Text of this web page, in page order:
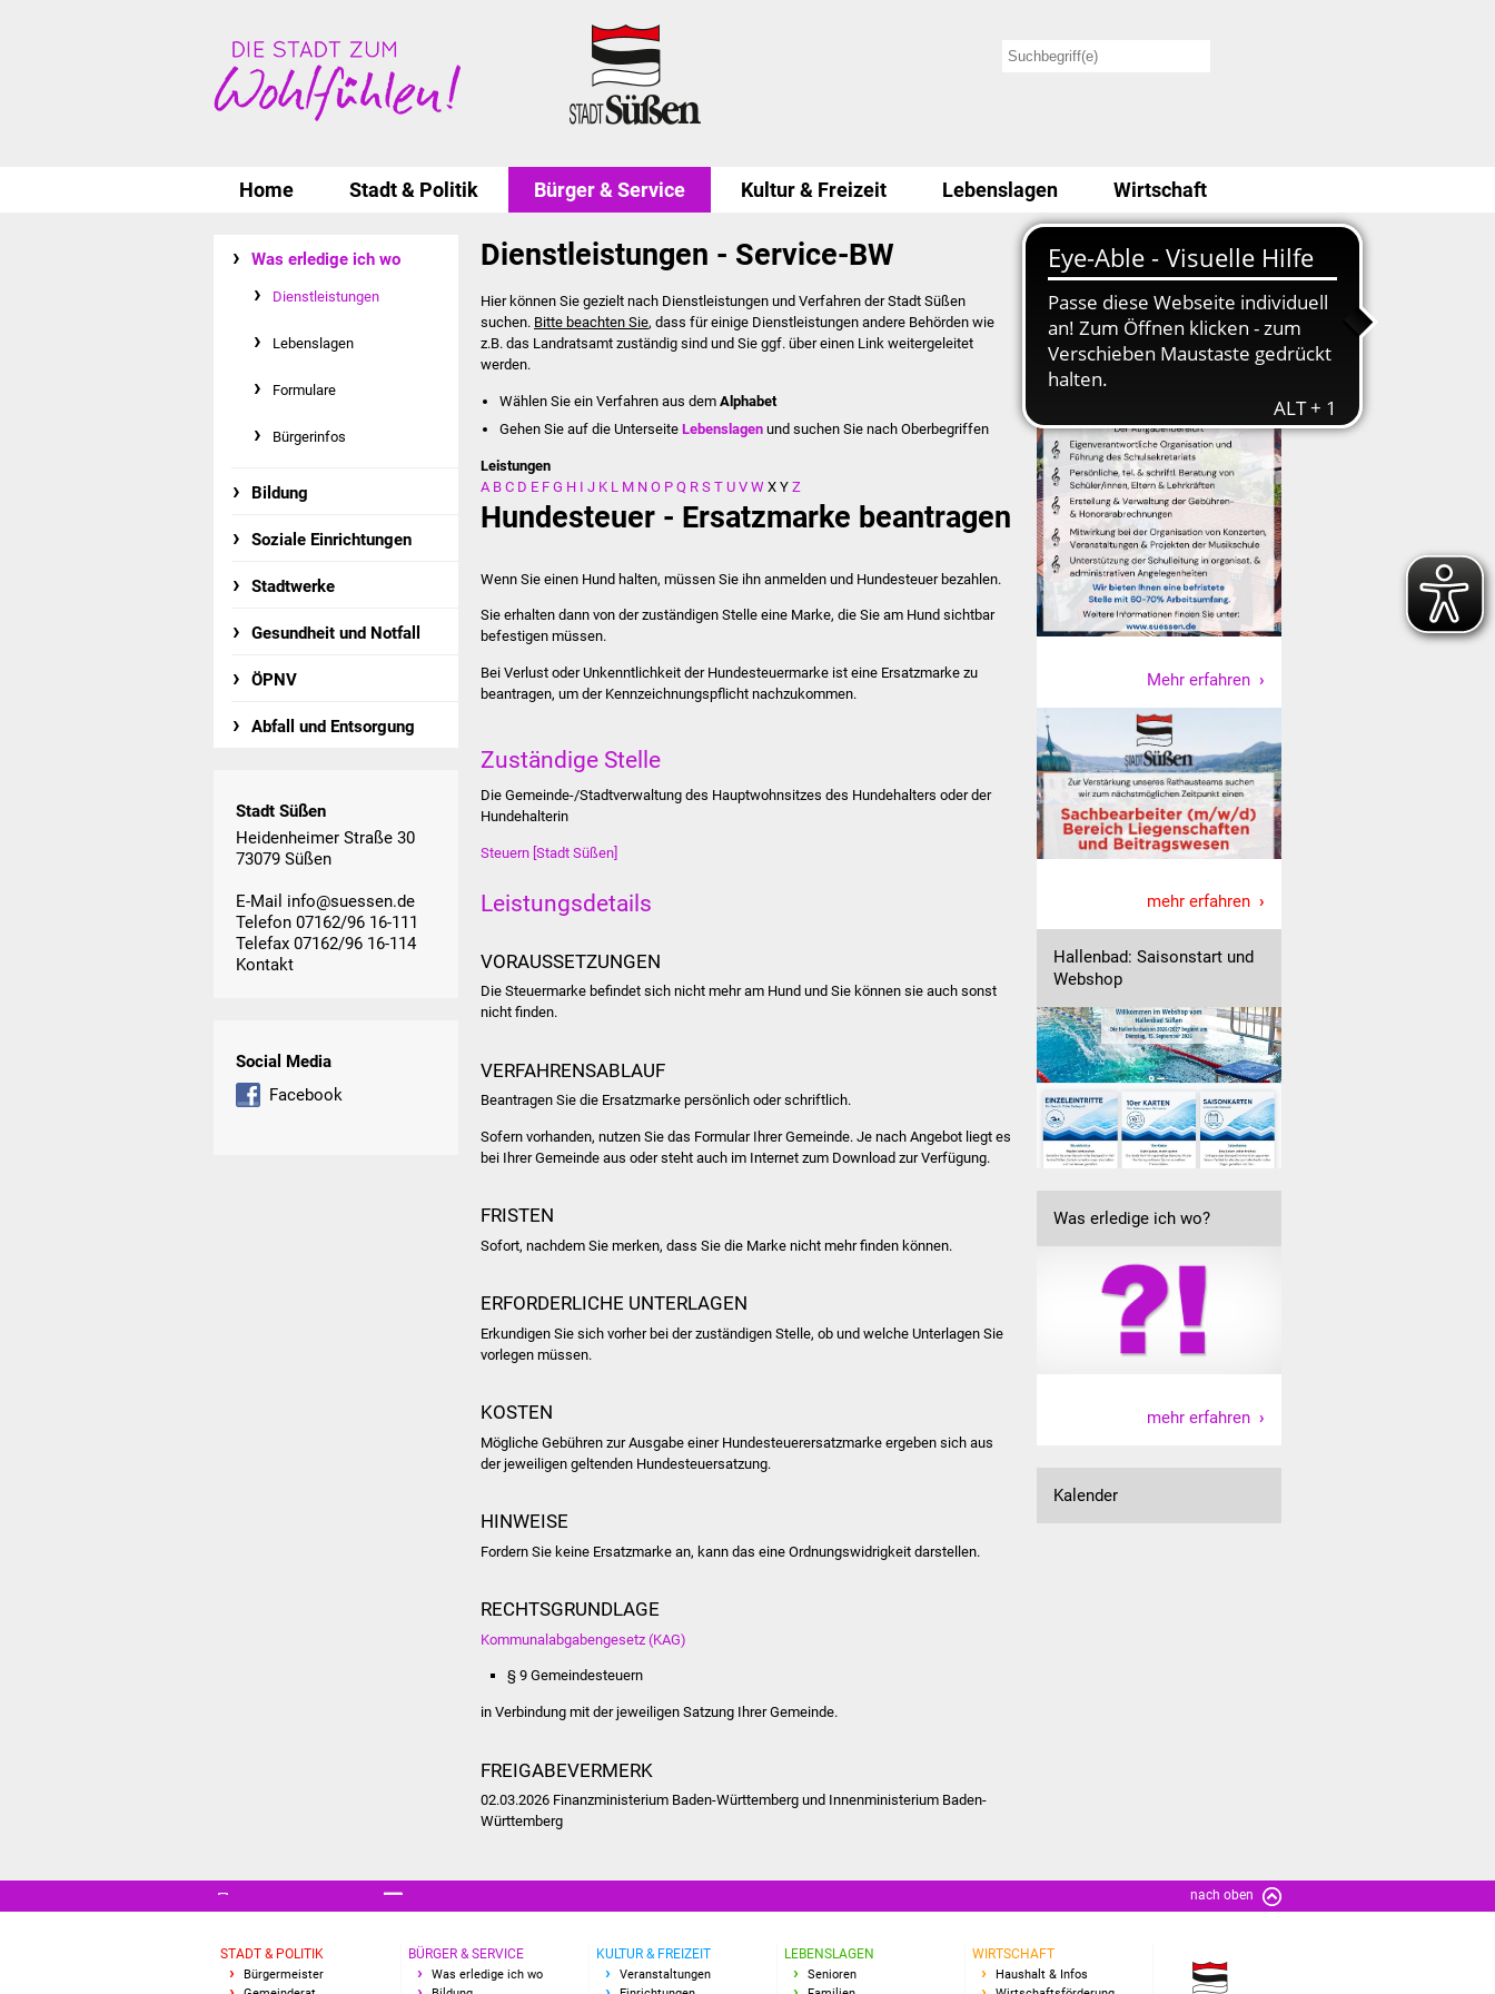
Home Stadt & Politik Bürger & Service Kultur & Freizeit Lebenslagen Wirtschaft
Was erledige ich wo
Dienstleistungen
Lebenslagen
Formulare
Bürgerinfos
Bildung
Soziale Einrichtungen
Stadtwerke
Gesundheit und Notfall
ÖPNV
Abfall und Entsorgung
Stadt Süßen
Heidenheimer Straße 30
73079 Süßen
E-Mail info@suessen.de
Telefon 07162/96 16-111
Telefax 07162/96 16-114
Kontakt
Social Media
Facebook
Dienstleistungen - Service-BW
Hier können Sie gezielt nach Dienstleistungen und Verfahren der Stadt Süßen
suchen. Bitte beachten Sie, dass für einige Dienstleistungen andere Behörden wie
z.B. das Landratsamt zuständig sind und Sie ggf. über einen Link weitergeleitet
werden.
Wählen Sie ein Verfahren aus dem Alphabet
Gehen Sie auf die UnterseiteLebenslagen und suchen Sie nach Oberbegriffen
Leistungen
A B C D E F G H I J K L M N O P Q R S T U V W X Y Z
Hundesteuer - Ersatzmarke beantragen
Wenn Sie einen Hund halten, müssen Sie ihn anmelden und Hundesteuer bezahlen.
Sie erhalten dann von der zuständigen Stelle eine Marke, die Sie am Hund sichtbar
befestigen müssen.
Bei Verlust oder Unkenntlichkeit der Hundesteuermarke ist eine Ersatzmarke zu
beantragen, um der Kennzeichnungspflicht nachzukommen.
Zuständige Stelle
Die Gemeinde-/Stadtverwaltung des Hauptwohnsitzes des Hundehalters oder der
Hundehalterin
Steuern [Stadt Süßen]
Leistungsdetails
VORAUSSETZUNGEN
Die Steuermarke befindet sich nicht mehr am Hund und Sie können sie auch sonst
nicht finden.
VERFAHRENSABLAUF
Beantragen Sie die Ersatzmarke persönlich oder schriftlich.
Sofern vorhanden, nutzen Sie das Formular Ihrer Gemeinde. Je nach Angebot liegt es
bei Ihrer Gemeinde aus oder steht auch im Internet zum Download zur Verfügung.
FRISTEN
Sofort, nachdem Sie merken, dass Sie die Marke nicht mehr finden können.
ERFORDERLICHE UNTERLAGEN
Erkundigen Sie sich vorher bei der zuständigen Stelle, ob und welche Unterlagen Sie
vorlegen müssen.
KOSTEN
Mögliche Gebühren zur Ausgabe einer Hundesteuerersatzmarke ergeben sich aus
der jeweiligen geltenden Hundesteuersatzung.
HINWEISE
Fordern Sie keine Ersatzmarke an, kann das eine Ordnungswidrigkeit darstellen.
RECHTSGRUNDLAGE
Kommunalabgabengesetz (KAG)
§ 9 Gemeindesteuern
in Verbindung mit der jeweiligen Satzung Ihrer Gemeinde.
FREIGABEVERMERK
02.03.2026 Finanzministerium Baden-Württemberg und Innenministerium Baden-
Württemberg
Stellenausschreibung
Mehr erfahren
mehr erfahren
Hallenbad: Saisonstart und
Webshop
Was erledige ich wo?
mehr erfahren
Kalender
nach oben
STADT & POLITIK
Bürgermeister
BÜRGER & SERVICE
Was erledige ich wo
KULTUR & FREIZEIT
Veranstaltungen
LEBENSLAGEN
Senioren
WIRTSCHAFT
Haushalt & Infos